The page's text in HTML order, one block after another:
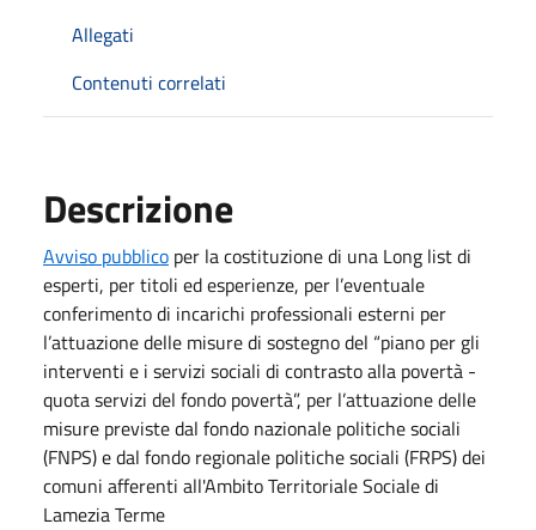
Allegati
Contenuti correlati
Descrizione
Avviso pubblico per la costituzione di una Long list di
esperti, per titoli ed esperienze, per l’eventuale
conferimento di incarichi professionali esterni per
l’attuazione delle misure di sostegno del “piano per gli
interventi e i servizi sociali di contrasto alla povertà -
quota servizi del fondo povertà”, per l’attuazione delle
misure previste dal fondo nazionale politiche sociali
(FNPS) e dal fondo regionale politiche sociali (FRPS) dei
comuni afferenti all'Ambito Territoriale Sociale di
Lamezia Terme